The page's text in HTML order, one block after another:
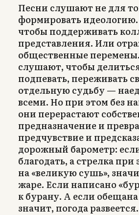
Песни слушают не для
формировать идеологию.
чтобы поддерживать
представления. Или
общественные
слушают, чтобы
подпевать, переживать
отдельную судьбу —
всеми. Но при этом без
они перерастают
предназначение и
предчувствие и
дорожный барометр:
благодать, а стрелка при
на «великую сушь»,
жаре. Если написано
к бурану. А если
значит, погода развеется.